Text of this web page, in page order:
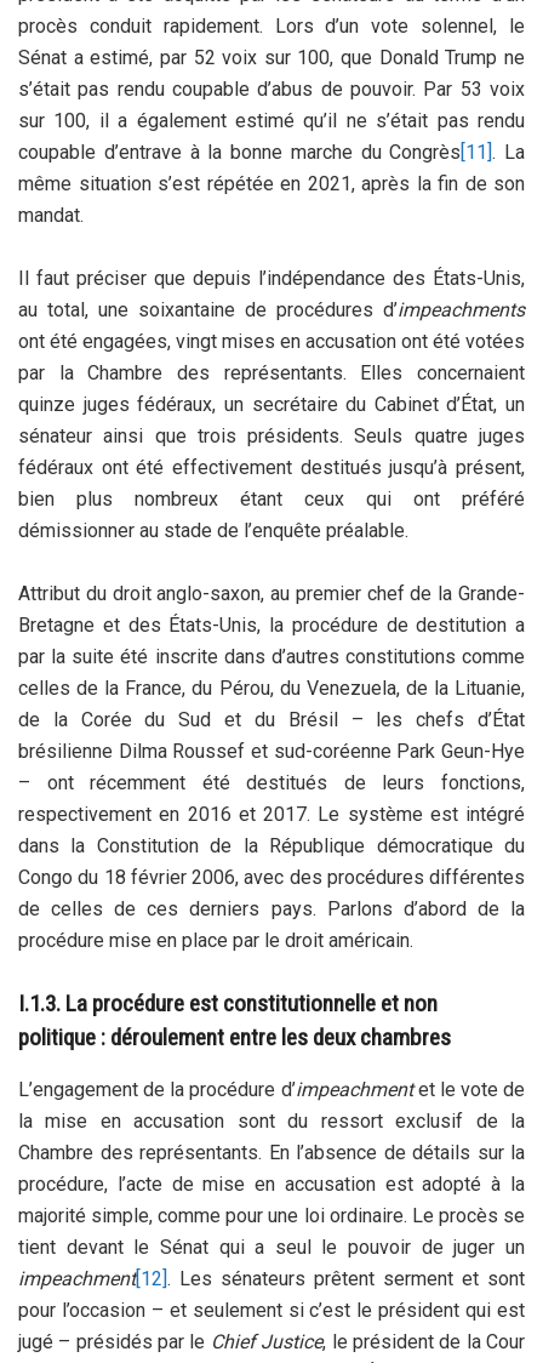
procès conduit rapidement. Lors d’un vote solennel, le
Sénat a estimé, par 52 voix sur 100, que Donald Trump ne
s’était pas rendu coupable d’abus de pouvoir. Par 53 voix
sur 100, il a également estimé qu’il ne s’était pas rendu
coupable d’entrave à la bonne marche du Congrès[11]. La
même situation s’est répétée en 2021, après la fin de son
mandat.
Il faut préciser que depuis l’indépendance des États-Unis,
au total, une soixantaine de procédures d’impeachments
ont été engagées, vingt mises en accusation ont été votées
par la Chambre des représentants. Elles concernaient
quinze juges fédéraux, un secrétaire du Cabinet d’État, un
sénateur ainsi que trois présidents. Seuls quatre juges
fédéraux ont été effectivement destitués jusqu’à présent,
bien plus nombreux étant ceux qui ont préféré
démissionner au stade de l’enquête préalable.
Attribut du droit anglo-saxon, au premier chef de la Grande-
Bretagne et des États-Unis, la procédure de destitution a
par la suite été inscrite dans d’autres constitutions comme
celles de la France, du Pérou, du Venezuela, de la Lituanie,
de la Corée du Sud et du Brésil – les chefs d’État
brésilienne Dilma Roussef et sud-coréenne Park Geun-Hye
– ont récemment été destitués de leurs fonctions,
respectivement en 2016 et 2017. Le système est intégré
dans la Constitution de la République démocratique du
Congo du 18 février 2006, avec des procédures différentes
de celles de ces derniers pays. Parlons d’abord de la
procédure mise en place par le droit américain.
I.1.3. La procédure est constitutionnelle et non
politique : déroulement entre les deux chambres
L’engagement de la procédure d’impeachmentet le vote de
la mise en accusation sont du ressort exclusif de la
Chambre des représentants. En l’absence de détails sur la
procédure, l’acte de mise en accusation est adopté à la
majorité simple, comme pour une loi ordinaire. Le procès se
tient devant le Sénat qui a seul le pouvoir de juger un
impeachment[12] . Les sénateurs prêtent serment et sont
pour l’occasion – et seulement si c’est le président qui est
jugé – présidés par le Chief Justice, le président de la Cour